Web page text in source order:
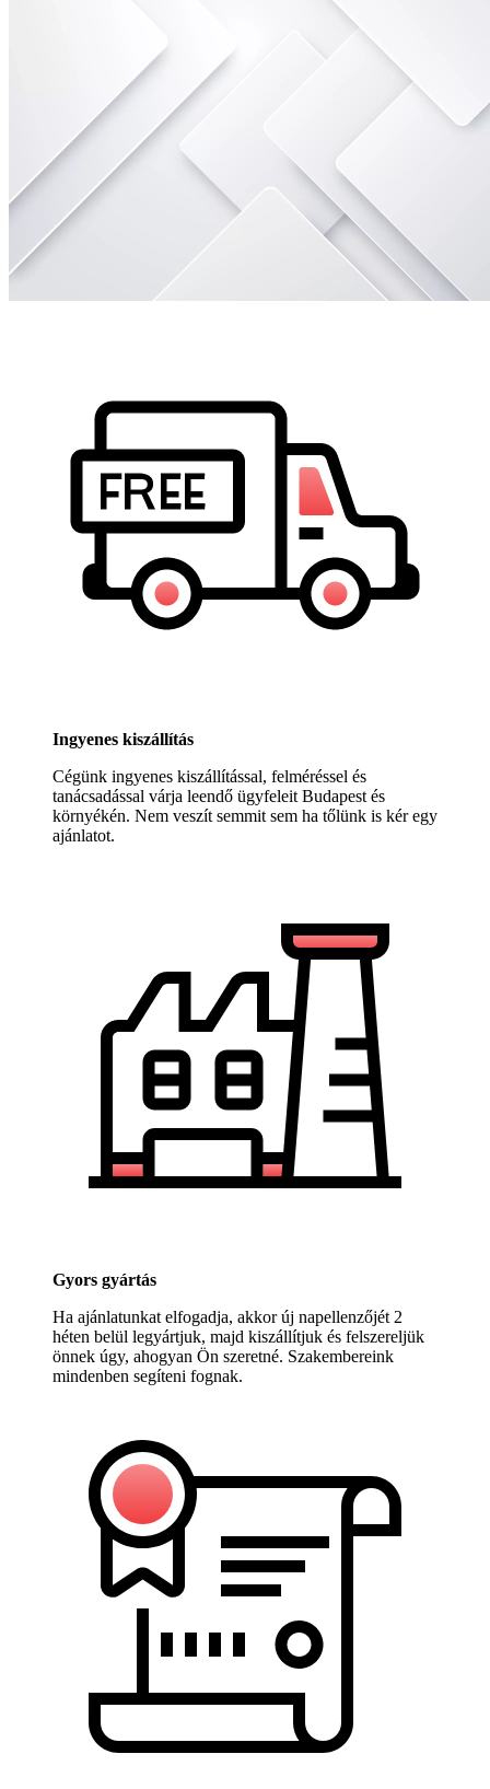
Ingyenes kiszállítás
Cégünk ingyenes kiszállítással, felméréssel és
tanácsadással várja leendő ügyfeleit Budapest és
környékén. Nem veszít semmit sem ha tőlünk is kér egy
ajánlatot.
Gyors gyártás
Ha ajánlatunkat elfogadja, akkor új napellenzőjét 2
héten belül legyártjuk, majd kiszállítjuk és felszereljük
önnek úgy, ahogyan Ön szeretné. Szakembereink
mindenben segíteni fognak.